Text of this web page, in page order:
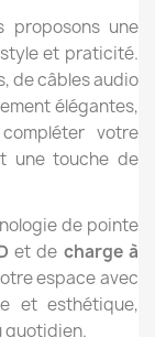
proposons une
et praticité.
de câbles audio
élégantes,
votre
une touche de
de pointe
et de charge à
espace avec
et esthétique,
quotidien.